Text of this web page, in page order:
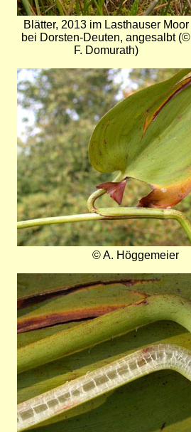
Blätter, 2013 im Lasthauser Moor
bei Dorsten-Deuten, angesalbt (©
F. Domurath)
Bild
© A. Höggemeier
Bild